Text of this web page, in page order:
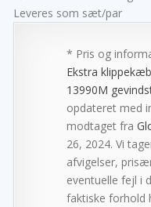
Leveres som sæt/par
* Pris og
Ekstra
13990M
opdateret med
modtaget fra
26, 2024. Vi
afvigelser,
eventuelle fejl i
faktiske forhold